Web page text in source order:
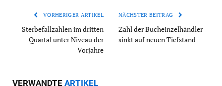
VORHERIGER ARTIKEL
Sterbefallzahlen im dritten
Quartal unter Niveau der
Vorjahre
NÄCHSTER BEITRAG
Zahl der Bucheinzelhändler
sinkt auf neuen Tiefstand
VERWANDTE ARTIKEL